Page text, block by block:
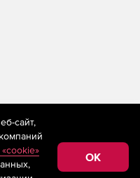
применяются
технологии
сбора,
относящихся к
«Интернет»,
сайт,
OK